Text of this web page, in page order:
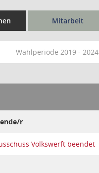
Mitarbeit
Wahlperiode 2019 - 2024
r
Volkswerft beendet